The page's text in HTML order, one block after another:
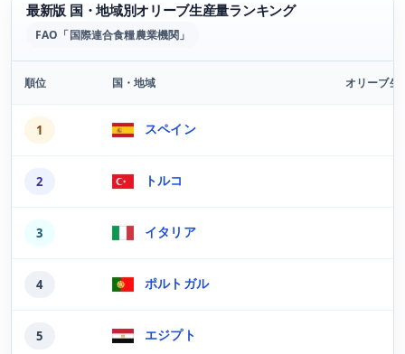
最新版 国・地域別オリーブ生産量ランキング
FAO「国際連合食糧農業機関」
最新版の国・地域別オリーブ生産量ランキング
順位 国・地域 オリーブ生
1 スペイン
2 トルコ
3 イタリア
4 ポルトガル
5 エジプト